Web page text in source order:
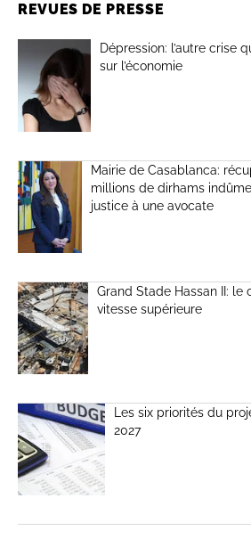
REVUES DE PRESSE
Dépression: l’autre crise
sur l’économie
Mairie de Casablanca:
millions de dirhams
justice à une avocate
Grand Stade Hassan II: le
vitesse supérieure
Les six priorités du
2027